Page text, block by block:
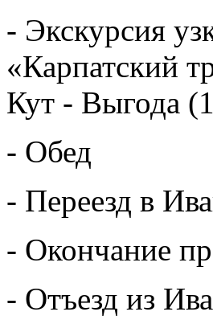
- Экскурсия
«Карпатский
Кут - Выгода
- Обед
- Переезд в
- Окончание
- Отъезд из